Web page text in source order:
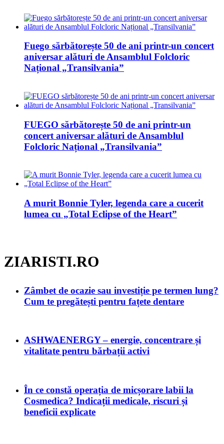
Fuego sărbătorește 50 de ani printr-un concert
aniversar alături de Ansamblul Folcloric
Național „Transilvania”
FUEGO sărbătorește 50 de ani printr-un
concert aniversar alături de Ansamblul
Folcloric Național „Transilvania”
A murit Bonnie Tyler, legenda care a cucerit
lumea cu „Total Eclipse of the Heart”
ZIARISTI.RO
Zâmbet de ocazie sau investiție pe termen lung?
Cum te pregătești pentru fațete dentare
ASHWAENERGY – energie, concentrare și
vitalitate pentru bărbații activi
În ce constă operația de micșorare labii la
Cosmedica? Indicații medicale, riscuri și
beneficii explicate